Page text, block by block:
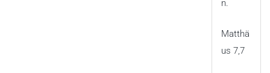
n.
Matthä
us 7,7